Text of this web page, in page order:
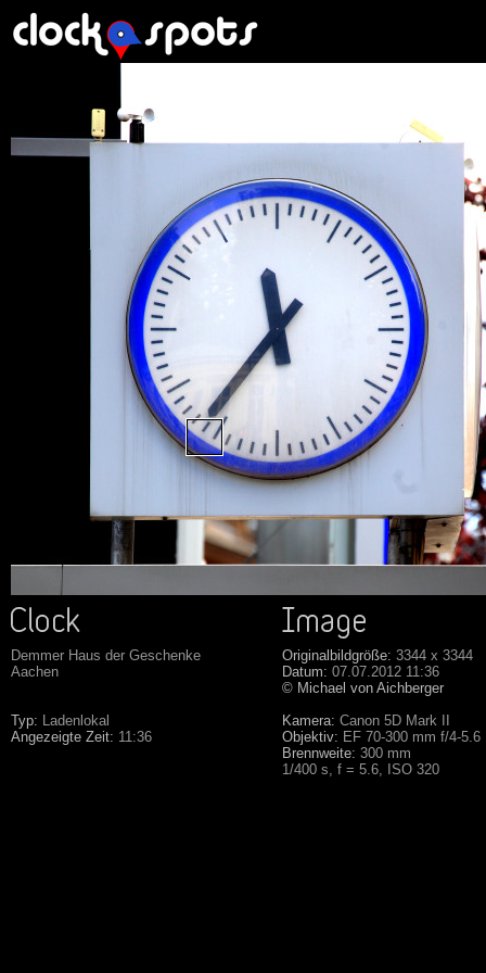
Demmer Haus der Geschenke
Aachen
Typ: Ladenlokal
Angezeigte Zeit: 11:36
Originalbildgröße: 3344 x 3344
Datum: 07.07.2012 11:36
© Michael von Aichberger
Kamera: Canon 5D Mark II
Objektiv: EF 70-300 mm f/4-
Brennweite: 300 mm
1/400 s, f = 5.6, ISO 320